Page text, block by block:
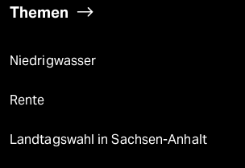
Themen
Niedrigwasser
Rente
Landtagswahl in Sachsen-Anhalt